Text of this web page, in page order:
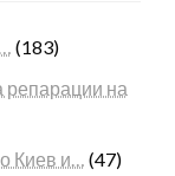
(183)
на
Киев и… (47)